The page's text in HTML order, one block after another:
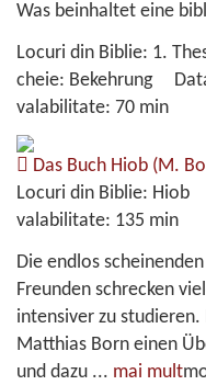
Was beinhaltet eine
Locuri din Biblie: 1.
cheie: Bekehrung
valabilitate: 70 min
Das Buch Hiob (M.
Locuri din Biblie: Hiob
valabilitate: 135 min
Die endlos
Freunden schrecken
intensiver zu
Matthias Born einen
und dazu ... mai mult